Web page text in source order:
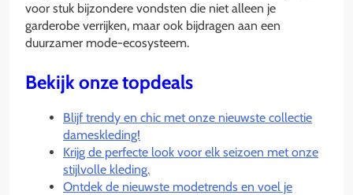
voor stuk bijzondere vondsten die niet alleen je
garderobe verrijken, maar ook bijdragen aan een
duurzamer mode-ecosysteem.
Bekijk onze topdeals
Blijf trendy en chic met onze nieuwste collectie
dameskleding!
Krijg de perfecte look voor elk seizoen met onze
stijlvolle kleding.
Ontdek de nieuwste modetrends en voel je